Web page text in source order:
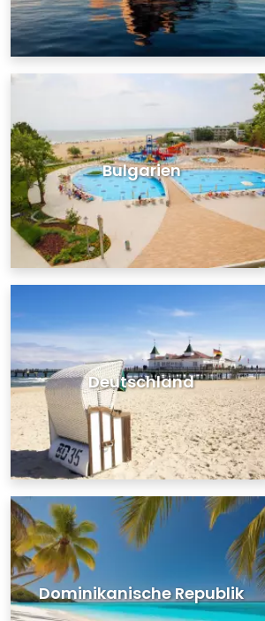
Bulgarien
Deutschland
Dominikanische Republik